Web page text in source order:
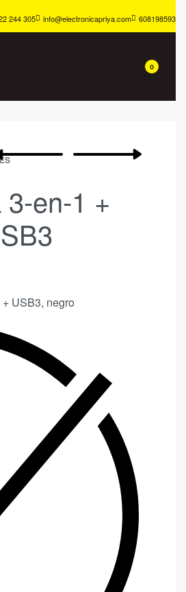
244 305 info@electronicapriya.com 608198593
0
en-1 +
USB3, negro